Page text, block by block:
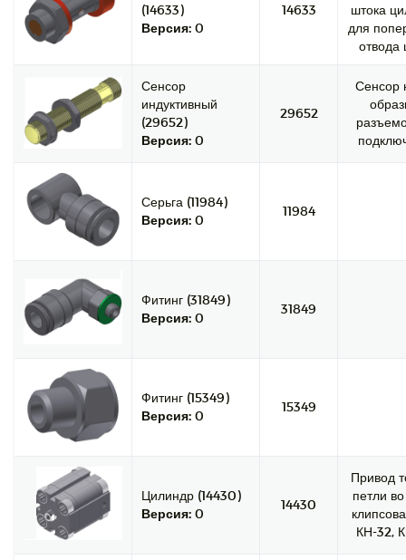
(14633)
Версия: 0
14633
штока
для
отвода
Сенсор
индуктивный
(29652)
Версия: 0
29652
Сенсор
Серьга (11984)
Версия: 0
11984
Фитинг (31849)
Версия: 0
31849
Фитинг (15349)
Версия: 0
15349
Цилиндр (14430)
Версия: 0
14430
Привод
петли
КН-32,